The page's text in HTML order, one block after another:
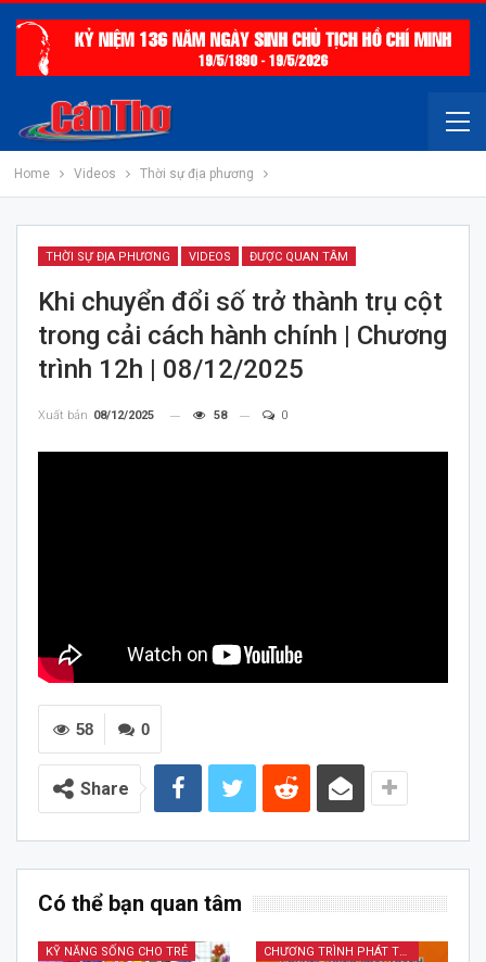
Home Videos Thời sự địa phương
THỜI SỰ ĐỊA PHƯƠNG VIDEOS ĐƯỢC QUAN TÂM
Khi chuyển đổi số trở thành trụ cột
trong cải cách hành chính | Chương
trình 12h | 08/12/2025
Xuất bản 08/12/2025 58 0
0
58
Share
Có thể bạn quan tâm
KỸ NĂNG SỐNG CHO TRẺ CHƯƠNG TRÌNH PHÁT THANH TIẾNG DÂN TỘC